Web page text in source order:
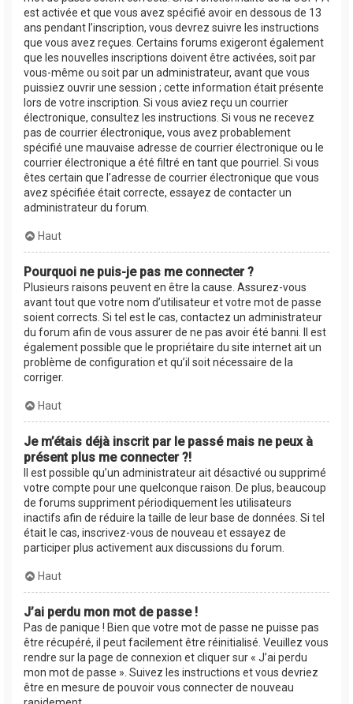
est activée et que vous avez spécifié avoir en dessous de 13
ans pendant l’inscription, vous devrez suivre les instructions
que vous avez reçues. Certains forums exigeront également
que les nouvelles inscriptions doivent être activées, soit par
vous-même ou soit par un administrateur, avant que vous
puissiez ouvrir une session ; cette information était présente
lors de votre inscription. Si vous aviez reçu un courrier
électronique, consultez les instructions. Si vous ne recevez
pas de courrier électronique, vous avez probablement
spécifié une mauvaise adresse de courrier électronique ou le
courrier électronique a été filtré en tant que pourriel. Si vous
êtes certain que l’adresse de courrier électronique que vous
avez spécifiée était correcte, essayez de contacter un
administrateur du forum.
Haut
Pourquoi ne puis-je pas me connecter ?
Plusieurs raisons peuvent en être la cause. Assurez-vous
avant tout que votre nom d’utilisateur et votre mot de passe
soient corrects. Si tel est le cas, contactez un administrateur
du forum afin de vous assurer de ne pas avoir été banni. Il est
également possible que le propriétaire du site internet ait un
problème de configuration et qu’il soit nécessaire de la
corriger.
Haut
Je m’étais déjà inscrit par le passé mais ne peux à
présent plus me connecter ?!
Il est possible qu’un administrateur ait désactivé ou supprimé
votre compte pour une quelconque raison. De plus, beaucoup
de forums suppriment périodiquement les utilisateurs
inactifs afin de réduire la taille de leur base de données. Si tel
était le cas, inscrivez-vous de nouveau et essayez de
participer plus activement aux discussions du forum.
Haut
J’ai perdu mon mot de passe !
Pas de panique ! Bien que votre mot de passe ne puisse pas
être récupéré, il peut facilement être réinitialisé. Veuillez vous
rendre sur la page de connexion et cliquer sur « J’ai perdu
mon mot de passe ». Suivez les instructions et vous devriez
être en mesure de pouvoir vous connecter de nouveau